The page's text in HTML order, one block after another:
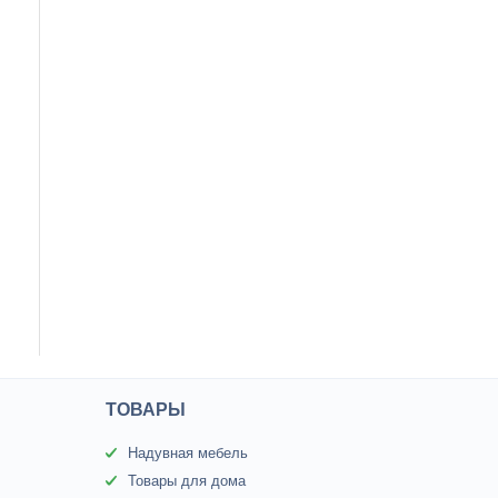
ТОВАРЫ
Надувная мебель
Товары для дома